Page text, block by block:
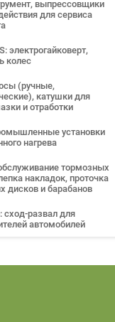
выпрессовщики
для сервиса
электрогайковерт,
колес
(ручные,
катушки для
и отработки
установки
нагрева
тормозных
накладок, проточка
дисков и барабанов
сход-развал для
автомобилей